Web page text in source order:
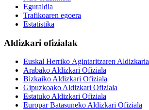
Eguraldia
Trafikoaren egoera
Estatistika
Aldizkari ofizialak
Euskal Herriko Agintaritzaren Aldizkaria
Arabako Aldizkari Ofiziala
Bizkaiko Aldizkari Ofiziala
Gipuzkoako Aldizkari Ofiziala
Estatuko Aldizkari Ofiziala
Europar Batasuneko Aldizkari Ofiziala